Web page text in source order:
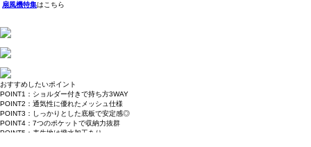
扇風機特集はこちら
おすすめしたいポイント
POINT1：ショルダー付きで持ち方3WAY
POINT2：通気性に優れたメッシュ仕様
POINT3：しっかりとした底板で安定感◎
POINT4：7つのポケットで収納力抜群
POINT5：表生地は撥水加工あり